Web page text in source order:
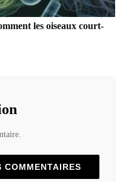
les oiseaux court-
COMMENTAIRES